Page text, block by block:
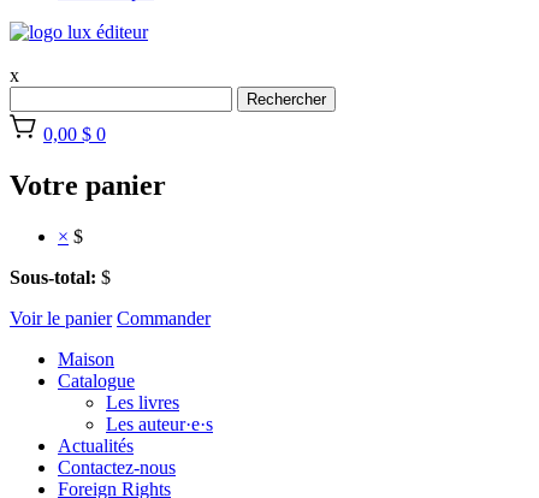
x
Rechercher
0,00 $ 0
Votre panier
× $
Sous-total: $
Voir le panier Commander
Maison
Catalogue
Les livres
Les auteur·e·s
Actualités
Contactez-nous
Foreign Rights